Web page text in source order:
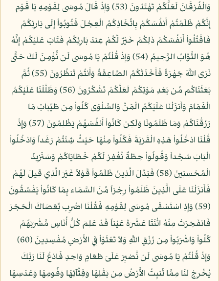
وَالْفُرْقَانَ لَعَلَّكُمْ تَهْتَدُونَ (53) وَإِذْ قَالَ مُوسَى لِقَوْمِهِ يَا قَوْمِ
إِنَّكُمْ ظَلَمْتُمْ أَنفُسَكُمْ بِاتِّخَاذِكُمُ الْعِجْلَ فَتُوبُواْ إِلَى بَارِئِكُمْ
فَاقْتُلُواْ أَنفُسَكُمْ ذَلِكُمْ خَيْرٌ لَّكُمْ عِندَ بَارِئِكُمْ فَتَابَ عَلَيْكُمْ إِنَّهُ
هُوَ التَّوَّابُ الرَّحِيمُ (54) وَإِذْ قُلْتُمْ يَا مُوسَى لَن نُّؤْمِنَ لَكَ حَتَّى
نَرَى اللَّهَ جَهْرَةً فَأَخَذَتْكُمُ الصَّاعِقَةُ وَأَنتُمْ تَنظُرُونَ (55) ثُمَّ
بَعَثْنَاكُم مِّن بَعْدِ مَوْتِكُمْ لَعَلَّكُمْ تَشْكُرُونَ (56) وَظَلَّلْنَا عَلَيْكُمُ
الْغَمَامَ وَأَنزَلْنَا عَلَيْكُمُ الْمَنَّ وَالسَّلْوَى كُلُواْ مِن طَيِّبَاتِ مَا
رَزَقْنَاكُمْ وَمَا ظَلَمُونَا وَلَكِن كَانُواْ أَنفُسَهُمْ يَظْلِمُونَ (57) وَإِذْ
قُلْنَا ادْخُلُواْ هَذِهِ الْقَرْيَةَ فَكُلُواْ مِنْهَا حَيْثُ شِئْتُمْ رَغَداً وَادْخُلُواْ
الْبَابَ سُجَّداً وَقُولُواْ حِطَّةٌ نَّغْفِرْ لَكُمْ خَطَايَاكُمْ وَسَنَزِيدُ
الْمُحْسِنِينَ (58) فَبَدَّلَ الَّذِينَ ظَلَمُواْ قَوْلاً غَيْرَ الَّذِي قِيلَ لَهُمْ
فَأَنزَلْنَا عَلَى الَّذِينَ ظَلَمُواْ رِجْزاً مِّنَ السَّمَاء بِمَا كَانُواْ يَفْسُقُونَ
(59) وَإِذِ اسْتَسْقَى مُوسَى لِقَوْمِهِ فَقُلْنَا اضْرِب بِّعَصَاكَ الْحَجَرَ
فَانفَجَرَتْ مِنْهُ اثْنَتَا عَشْرَةَ عَيْناً قَدْ عَلِمَ كُلُّ أُنَاسٍ مَّشْرَبَهُمْ
كُلُواْ وَاشْرَبُواْ مِن رِّزْقِ اللَّهِ وَلاَ تَعْثَوْاْ فِي الأَرْضِ مُفْسِدِينَ (60)
وَإِذْ قُلْتُمْ يَا مُوسَى لَن نَّصْبِرَ عَلَىَ طَعَامٍ وَاحِدٍ فَادْعُ لَنَا رَبَّكَ
يُخْرِجْ لَنَا مِمَّا تُنبِتُ الأَرْضُ مِن بَقْلِهَا وَقِثَّآئِهَا وَفُومِهَا وَعَدَسِهَا